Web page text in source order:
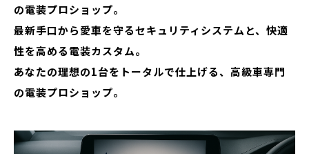
の電装プロショップ。
最新手口から愛車を守るセキュリティシステムと、快適
性を高める電装カスタム。
あなたの理想の1台をトータルで仕上げる、高級車専門
の電装プロショップ。